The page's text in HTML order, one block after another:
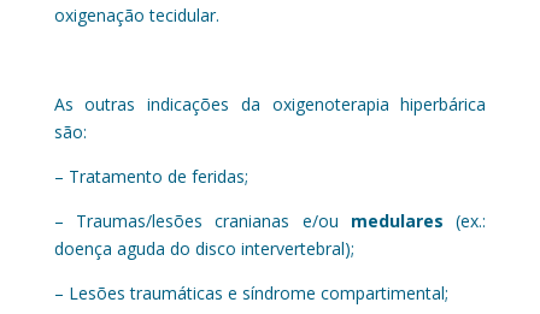
oxigenação tecidular.
As outras indicações da oxigenoterapia hiperbárica
são:
– Tratamento de feridas;
– Traumas/lesões cranianas e/ou medulares (ex.:
doença aguda do disco intervertebral);
– Lesões traumáticas e síndrome compartimental;